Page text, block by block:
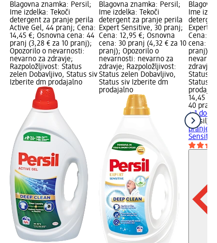
Blagovna znamka: Persil;
Ime izdelka: Tekoči
detergent za pranje perila
Active Gel, 44 pranj; Cena:
14,45 €; Osnovna cena: 44
pranj (3,28 € za 10 pranj);
Opozorilo o nevarnosti:
nevarno za zdravje;
Razpoložljivost: Status
zelen Dobavljivo, Status siv
Izberite dm prodajalno
Blagovna znamka: Persil;
Ime izdelka: Tekoči
detergent za pranje perila
Expert Sensitive, 30 pranj;
Cena: 12,95 €; Osnovna
cena: 30 pranj (4,32 € za 10
pranj); Opozorilo o
nevarnosti: nevarno za
zdravje; Razpoložljivost:
Status zelen Dobavljivo,
Status siv Izberite dm
prodajalno
Ime
Expert
Cena:
cena: 40
pranj);
zdravje;
Status
Status
14,45 €
40 pranj
+ 1
Persil
pranje